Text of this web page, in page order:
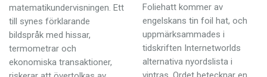
matematikundervisningen. Ett
till synes förklarande
bildspråk med hissar,
termometrar och
ekonomiska transaktioner,
Foliehatt kommer av
engelskans tin foil hat, och
uppmärksammades i
tidskriften Internetworlds
alternativa nyordslista i